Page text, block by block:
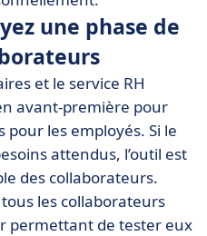
une phase de
et le service RH
avant-première pour
les employés. Si le
attendus, l’outil est
des collaborateurs.
les collaborateurs
permettant de tester eux